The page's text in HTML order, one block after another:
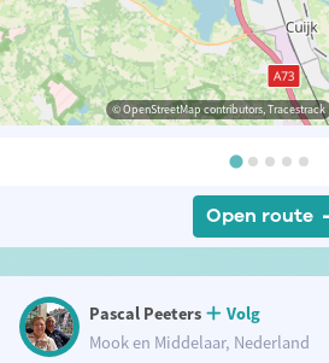
© OpenStreetMap contributors, Tracestrack
Open route
Pascal Peeters
Volg
Mook en Middelaar, Nederland